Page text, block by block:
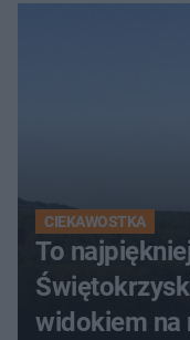
CIEKAWOSTKA
To
widokiem na